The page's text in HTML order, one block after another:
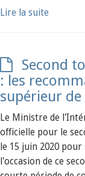
Lire la suite
Second
: les
supérieur de
Le Ministre de
officielle pour le
le 15 juin 2020
l'occasion de ce